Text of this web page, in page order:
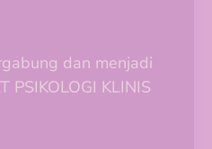
dan menjadi
PSIKOLOGI KLINIS